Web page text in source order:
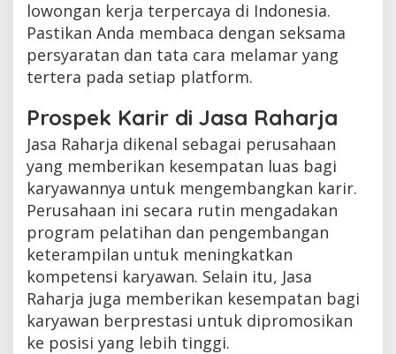
lowongan kerja terpercaya di Indonesia.
Pastikan Anda membaca dengan seksama
persyaratan dan tata cara melamar yang
tertera pada setiap platform.
Prospek Karir di Jasa Raharja
Jasa Raharja dikenal sebagai perusahaan
yang memberikan kesempatan luas bagi
karyawannya untuk mengembangkan karir.
Perusahaan ini secara rutin mengadakan
program pelatihan dan pengembangan
keterampilan untuk meningkatkan
kompetensi karyawan. Selain itu, Jasa
Raharja juga memberikan kesempatan bagi
karyawan berprestasi untuk dipromosikan
ke posisi yang lebih tinggi.